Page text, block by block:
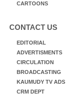
CARTOONS
CONTACT US
EDITORIAL
ADVERTISMENTS
CIRCULATION
BROADCASTING
KAUMUDY TV ADS
CRM DEPT